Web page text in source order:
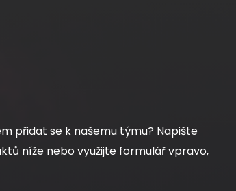
přidat se k našemu týmu? Napište
níže nebo využijte formulář vpravo,